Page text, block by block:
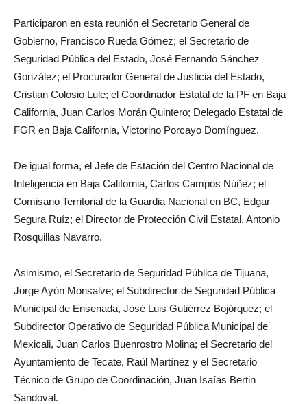
Participaron en esta reunión el Secretario General de
Gobierno, Francisco Rueda Gómez; el Secretario de
Seguridad Pública del Estado, José Fernando Sánchez
González; el Procurador General de Justicia del Estado,
Cristian Colosio Lule; el Coordinador Estatal de la PF en Baja
California, Juan Carlos Morán Quintero; Delegado Estatal de
FGR en Baja California, Victorino Porcayo Domínguez.
De igual forma, el Jefe de Estación del Centro Nacional de
Inteligencia en Baja California, Carlos Campos Núñez; el
Comisario Territorial de la Guardia Nacional en BC, Edgar
Segura Ruíz; el Director de Protección Civil Estatal, Antonio
Rosquillas Navarro.
Asimismo, el Secretario de Seguridad Pública de Tijuana,
Jorge Ayón Monsalve; el Subdirector de Seguridad Pública
Municipal de Ensenada, José Luis Gutiérrez Bojórquez; el
Subdirector Operativo de Seguridad Pública Municipal de
Mexicali, Juan Carlos Buenrostro Molina; el Secretario del
Ayuntamiento de Tecate, Raúl Martínez y el Secretario
Técnico de Grupo de Coordinación, Juan Isaías Bertin
Sandoval.